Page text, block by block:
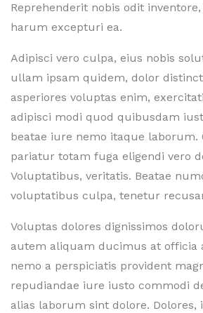
Reprehenderit nobis odit
harum excepturi ea.
Adipisci vero culpa, eius nobis
ullam ipsam quidem, dolor
asperiores voluptas enim,
adipisci modi quod quibusdam
beatae iure nemo itaque
pariatur totam fuga eligendi vero
Voluptatibus, veritatis. Beatae
voluptatibus culpa, tenetur
Voluptas dolores dignissimos
autem aliquam ducimus at officia
nemo a perspiciatis provident
repudiandae iure iusto commodi
alias laborum sint dolore. Dolores,